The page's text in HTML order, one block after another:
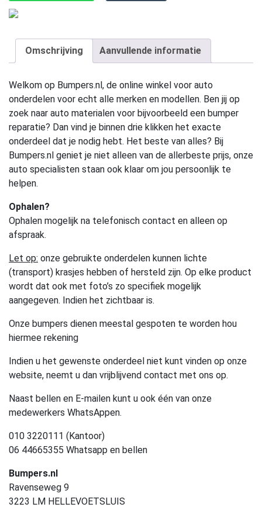
Omschrijving Aanvullende informatie
Welkom op Bumpers.nl, de online winkel voor auto
onderdelen voor echt alle merken en modellen. Ben jij op
zoek naar auto materialen voor bijvoorbeeld een bumper
reparatie? Dan vind je binnen drie klikken het exacte
onderdeel dat je nodig hebt. Het beste van alles? Bij
Bumpers.nl geniet je niet alleen van de allerbeste prijs, onze
auto specialisten staan ook klaar om jou persoonlijk te
helpen.
Ophalen?
Ophalen mogelijk na telefonisch contact en alleen op
afspraak.
Let op: onze gebruikte onderdelen kunnen lichte
(transport) krasjes hebben of hersteld zijn. Op elke product
wordt dat ook met foto’s zo specifiek mogelijk
aangegeven. Indien het zichtbaar is.
Onze bumpers dienen meestal gespoten te worden hou
hiermee rekening
Indien u het gewenste onderdeel niet kunt vinden op onze
website, neemt u dan vrijblijvend contact met ons op.
Naast bellen en E-mailen kunt u ook één van onze
medewerkers WhatsAppen.
010 3220111 (Kantoor)
06 44665355 Whatsapp en bellen
Bumpers.nl
Ravenseweg 9
3223 LM HELLEVOETSLUIS